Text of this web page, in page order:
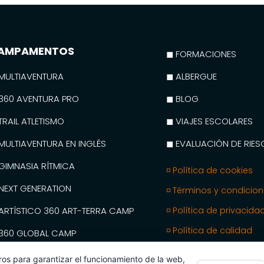
AVENTURA PRO
ATLETISMO
EN INGLÉS
RÍTMICA
GENERATION
360 ART-TERRA CAMP
GLOBAL CAMP
SPANISH CAMPS
◼ FORMACIONES
◼ ALBERGUE
◼ BLOG
◼ VIAJES ESCOLARES
◼ EVALUACIÓN DE
◽ Política de cookies
◽ Términos y
◽ Política de
◽ Política de calidad
para garantizar el funcionamiento de la web,